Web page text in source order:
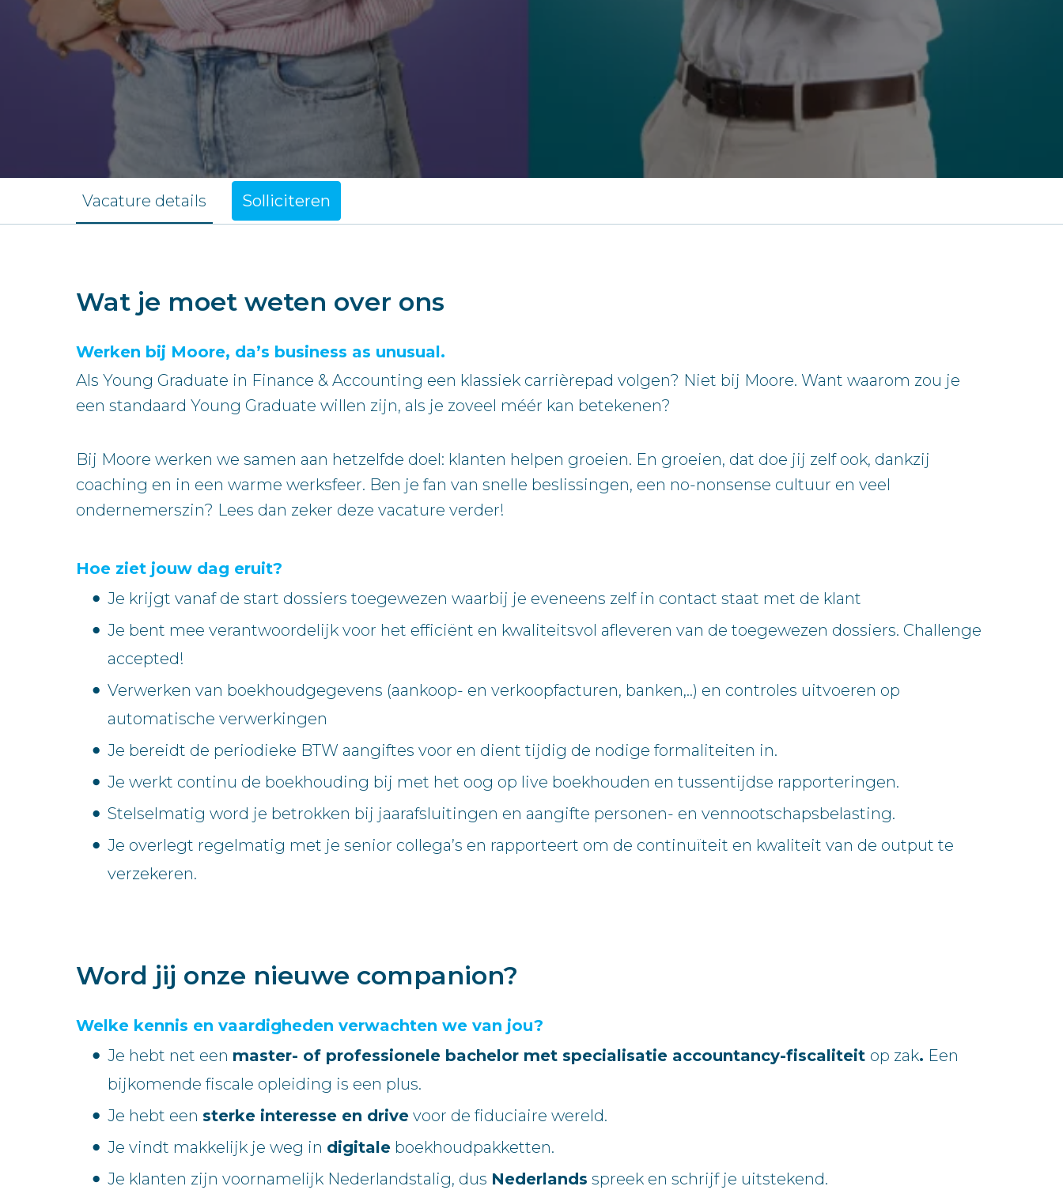
Vacature details Solliciteren
Wat je moet weten over ons
Werken bij Moore, da’s business as unusual.
Als Young Graduate in Finance & Accounting een klassiek carrièrepad volgen? Niet bij Moore. Want waarom zou je
een standaard Young Graduate willen zijn, als je zoveel méér kan betekenen?
Bij Moore werken we samen aan hetzelfde doel: klanten helpen groeien. En groeien, dat doe jij zelf ook, dankzij
coaching en in een warme werksfeer. Ben je fan van snelle beslissingen, een no-nonsense cultuur en veel
ondernemerszin? Lees dan zeker deze vacature verder!
Hoe ziet jouw dag eruit?
Je krijgt vanaf de start dossiers toegewezen waarbij je eveneens zelf in contact staat met de klant
Je bent mee verantwoordelijk voor het efficiënt en kwaliteitsvol afleveren van de toegewezen dossiers. Challenge
accepted!
Verwerken van boekhoudgegevens (aankoop- en verkoopfacturen, banken,..) en controles uitvoeren op
automatische verwerkingen
Je bereidt de periodieke BTW aangiftes voor en dient tijdig de nodige formaliteiten in.
Je werkt continu de boekhouding bij met het oog op live boekhouden en tussentijdse rapporteringen.
Stelselmatig word je betrokken bij jaarafsluitingen en aangifte personen- en vennootschapsbelasting.
Je overlegt regelmatig met je senior collega’s en rapporteert om de continuïteit en kwaliteit van de output te
verzekeren.
Word jij onze nieuwe companion?
Welke kennis en vaardigheden verwachten we van jou?
Je hebt net een master- of professionele bachelor met specialisatie accountancy-fiscaliteit op zak. Een
bijkomende fiscale opleiding is een plus.
Je hebt een sterke interesse en drive voor de fiduciaire wereld.
Je vindt makkelijk je weg in digitale boekhoudpakketten.
Je klanten zijn voornamelijk Nederlandstalig, dus Nederlands spreek en schrijf je uitstekend.